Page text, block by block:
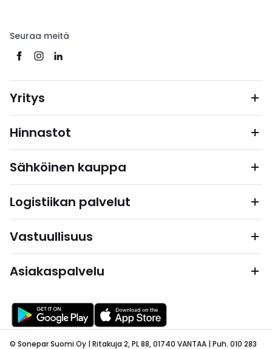
Seuraa meitä
Yritys
Hinnastot
Sähköinen kauppa
Logistiikan palvelut
Vastuullisuus
Asiakaspalvelu
© Sonepar Suomi Oy | Ritakuja 2, PL 88, 01740 VANTAA | Puh. 010 283